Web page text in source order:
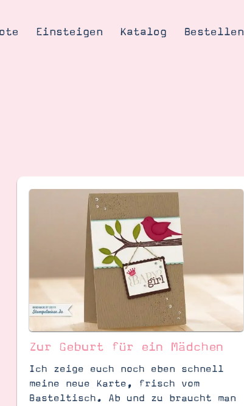
Einsteigen Katalog Bestellen
erklärt
Up!
Zur Geburt für ein Mädchen
Ich zeige euch noch eben schnell
meine neue Karte, frisch vom
Basteltisch. Ab und zu braucht man